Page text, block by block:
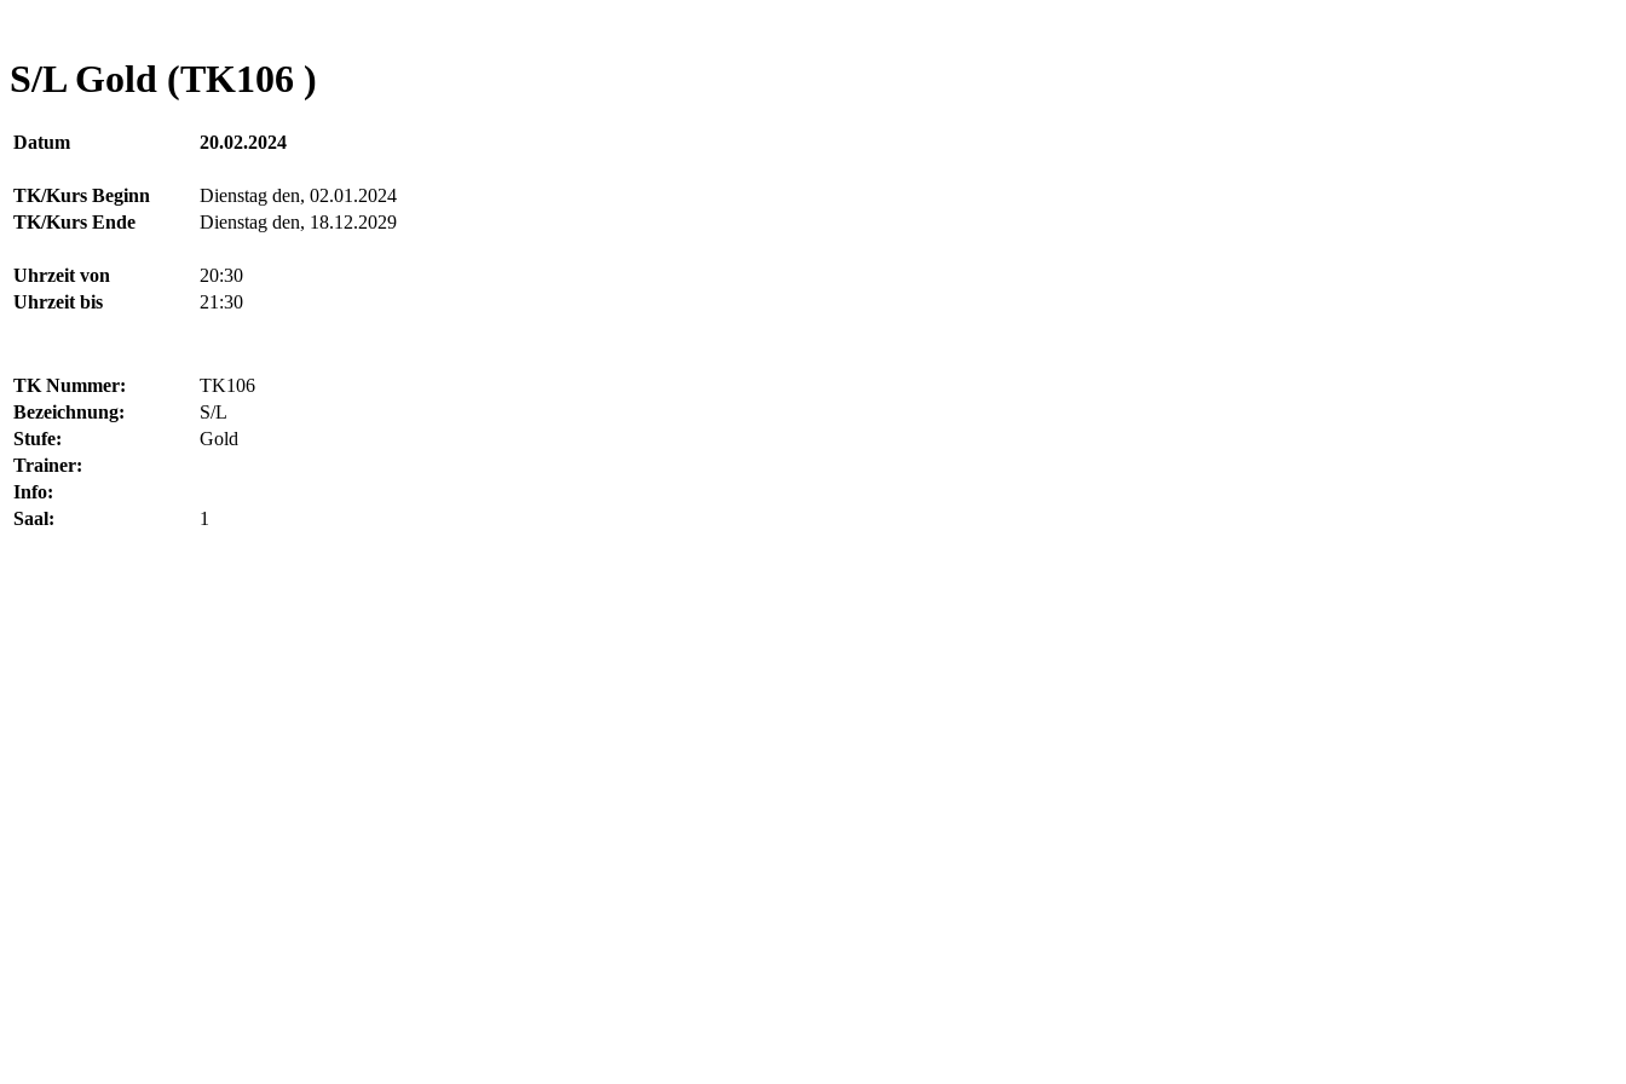
S/L Gold (TK106 )
Datum 20.02.2024
TK/Kurs Beginn
Dienstag den, 02.01.2024
TK/Kurs Ende
Dienstag den, 18.12.2029
Uhrzeit von
20:30
Uhrzeit bis
21:30
TK Nummer:
TK106
Bezeichnung:
S/L
Stufe:
Gold
Trainer:
Info:
Saal:
1